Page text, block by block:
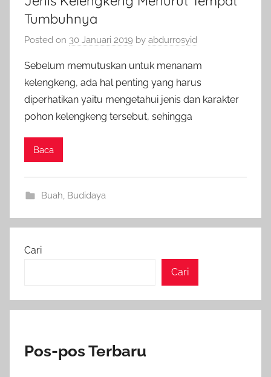
Tumbuhnya
Posted on 30 Januari 2019 by abdurrosyid
Sebelum memutuskan untuk menanam
kelengkeng, ada hal penting yang harus
diperhatikan yaitu mengetahui jenis dan karakter
pohon kelengkeng tersebut, sehingga
Baca
Buah, Budidaya
Cari
Cari
Pos-pos Terbaru